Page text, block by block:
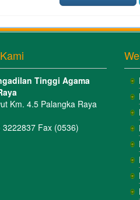
Tinggi Agama
Km. 4.5 Palangka Raya
3222837 Fax (0536)